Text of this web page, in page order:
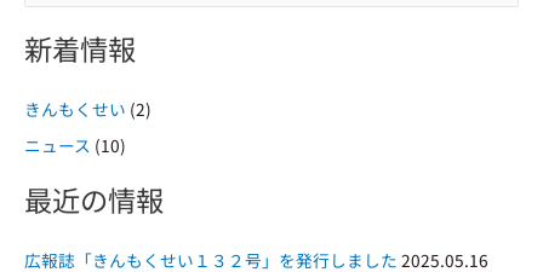
索
対
:
新着情報
きんもくせい (2)
ニュース (10)
最近の情報
広報誌「きんもくせい１３２号」を発行しました 2025.05.16